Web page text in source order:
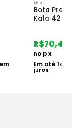
amarela
1x de 72,60sem